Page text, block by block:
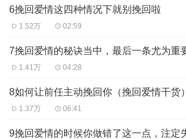
6挽回爱情这四种情况下就别挽回啦
1.52万 02:59
1.41万 04:28
8如何让前任主动挽回你（挽回爱情干货）
1.37万 06:41